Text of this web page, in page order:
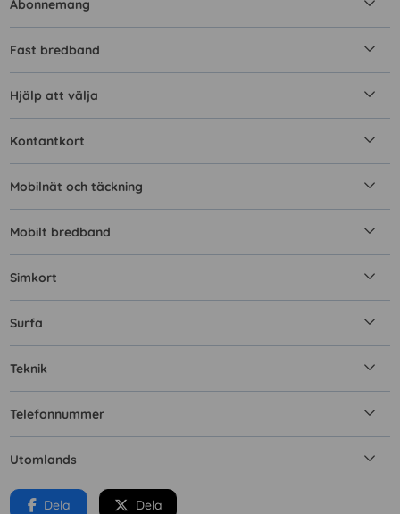
Abonnemang
Fast bredband
Hjälp att välja
Kontantkort
Mobilnät och täckning
Mobilt bredband
Simkort
Surfa
Teknik
Telefonnummer
Utomlands
Dela Dela